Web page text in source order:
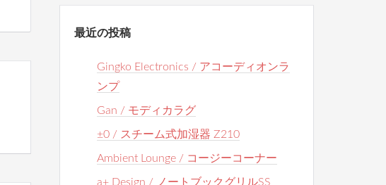
最近の投稿
Gingko Electronics / アコーディオンラ
ンプ
Gan / モディカラグ
±0 / スチーム式加湿器 Z210
Ambient Lounge / コージーコーナー
a+ Design / ノートブックグリルSS